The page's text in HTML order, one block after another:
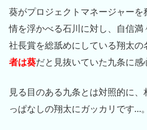
葵がプロジェクトマネージャー
情を浮かべる石川に対し、自信
社長賞を総舐めにしている翔太の
者は葵だと見抜いていた九条に感
見る目のある九条とは対照的に
っぱなしの翔太にガッカリです…。